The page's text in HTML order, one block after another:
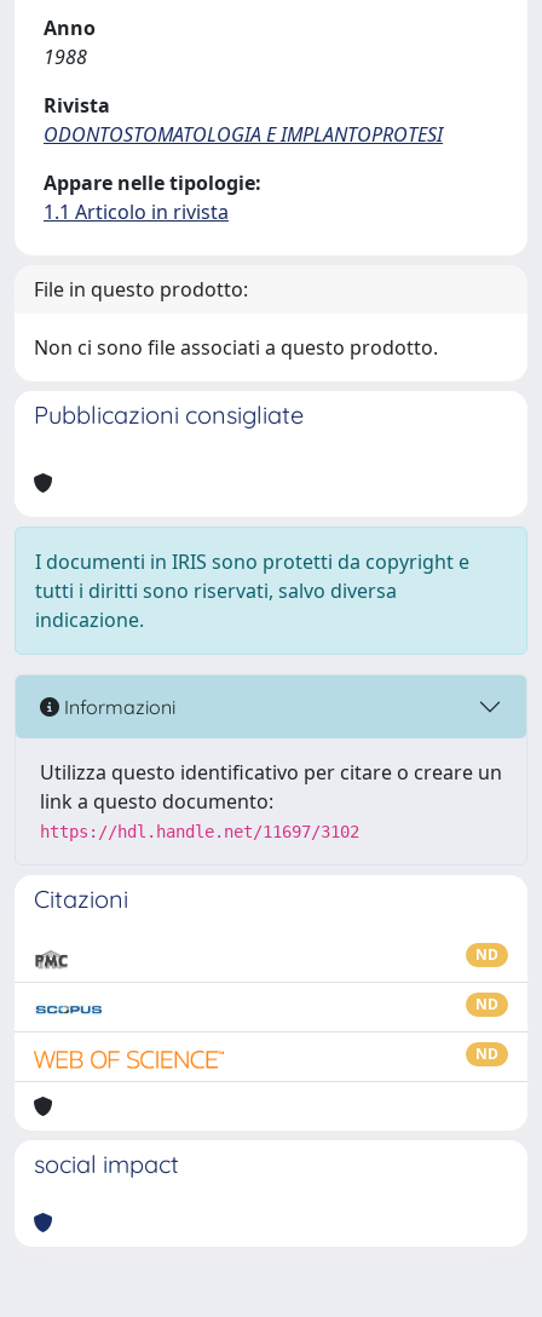
Anno
1988
Rivista
ODONTOSTOMATOLOGIA E IMPLANTOPROTESI
Appare nelle tipologie:
1.1 Articolo in rivista
File in questo prodotto:
Non ci sono file associati a questo prodotto.
Pubblicazioni consigliate
I documenti in IRIS sono protetti da copyright e
tutti i diritti sono riservati, salvo diversa
indicazione.
Informazioni
Utilizza questo identificativo per citare o creare un
link a questo documento:
https://hdl.handle.net/11697/3102
Citazioni
ND
ND
ND
social impact